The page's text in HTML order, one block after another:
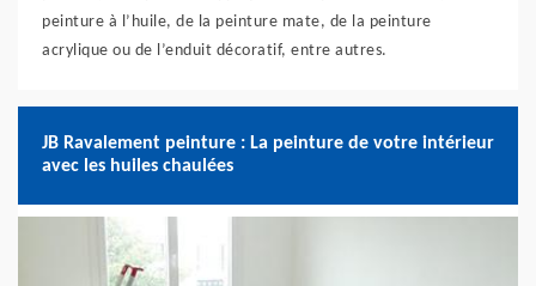
peinture à l’huile, de la peinture mate, de la peinture
acrylique ou de l’enduit décoratif, entre autres.
JB Ravalement peinture : La peinture de votre intérieur
avec les huiles chaulées